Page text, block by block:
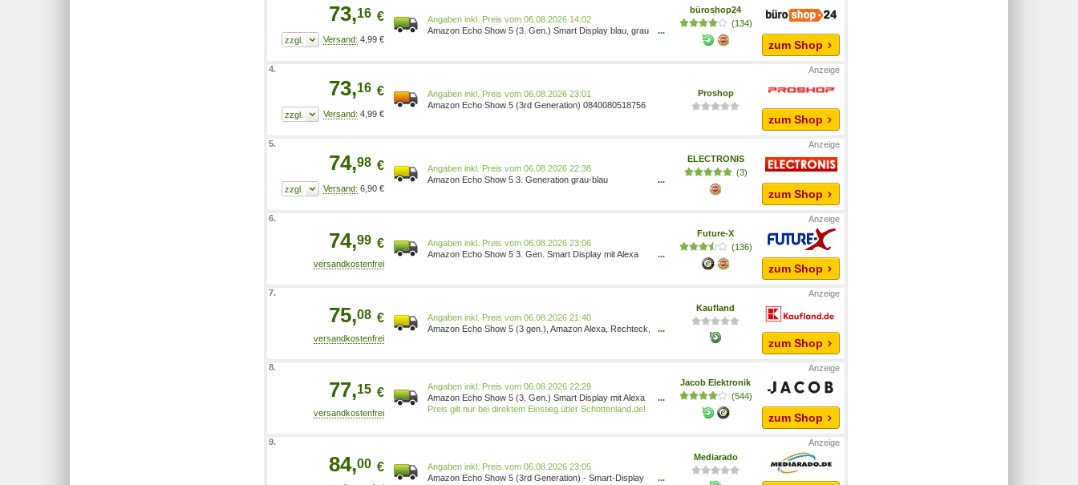
73,16 €
4,99 €
Preis vom 06.08.2026 14:02
Amazon Echo Show 5 (3. Gen.) Smart Display blau, grau
...
büroshop24
(134)
zum Shop
4.
73,16 €
4,99 €
Preis vom 06.08.2026 23:01
Amazon Echo Show 5 (3rd Generation) 0840080518756
Proshop
zum Shop
5.
74,98 €
6,90 €
Preis vom 06.08.2026 22:38
Amazon Echo Show 5 3. Generation grau-blau
...
ELECTRONIS
(3)
zum Shop
6.
74,99 €
Preis vom 06.08.2026 23:06
Amazon Echo Show 5 3. Gen. Smart Display mit Alexa
...
Future-X
(136)
zum Shop
7.
75,08 €
Preis vom 06.08.2026 21:40
Amazon Echo Show 5 (3 gen.), Amazon Alexa, Rechteck,
...
Kaufland
zum Shop
8.
77,15 €
Preis vom 06.08.2026 22:29
Amazon Echo Show 5 (3. Gen.) Smart Display mit Alexa
Blue (B09B2R276Z)
...
Preis gilt nur bei direktem Einstieg über Schottenland.de!
Jacob Elektronik
(544)
zum Shop
9.
84,00 €
Preis vom 06.08.2026 23:05
Amazon Echo Show 5 (3rd Generation) - Smart-Display
...
Mediarado